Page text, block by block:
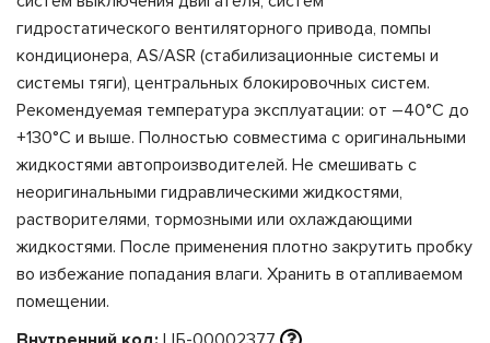
гидростатического вентиляторного привода, помпы
кондиционера, AS/ASR (стабилизационные системы и
системы тяги), центральных блокировочных систем.
Рекомендуемая температура эксплуатации: от –40°С до
+130°С и выше. Полностью совместима с оригинальными
жидкостями автопроизводителей. Не смешивать с
неоригинальными гидравлическими жидкостями,
растворителями, тормозными или охлаждающими
жидкостями. После применения плотно закрутить пробку
во избежание попадания влаги. Хранить в отапливаемом
помещении.